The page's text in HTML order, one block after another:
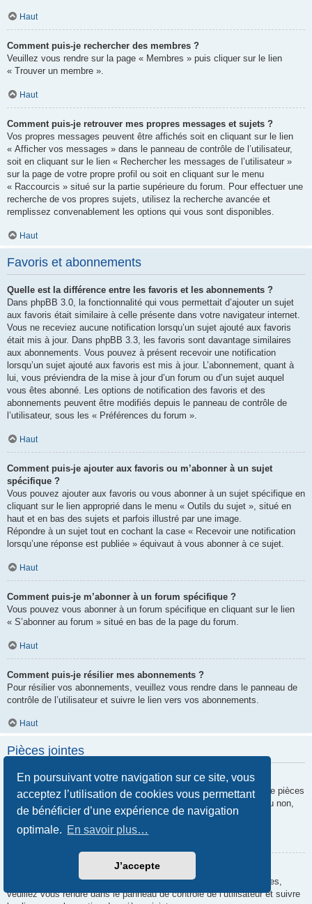
En poursuivant votre navigation sur ce site, vous
acceptez l’utilisation de cookies vous permettant
de bénéficier d’une expérience de navigation
optimale. En savoir plus…
J’accepte
Haut
Comment puis-je rechercher des membres ?
Veuillez vous rendre sur la page « Membres » puis cliquer sur le lien
« Trouver un membre ».
Haut
Comment puis-je retrouver mes propres messages et sujets ?
Vos propres messages peuvent être affichés soit en cliquant sur le lien
« Afficher vos messages » dans le panneau de contrôle de l’utilisateur,
soit en cliquant sur le lien « Rechercher les messages de l’utilisateur »
sur la page de votre propre profil ou soit en cliquant sur le menu
« Raccourcis » situé sur la partie supérieure du forum. Pour effectuer une
recherche de vos propres sujets, utilisez la recherche avancée et
remplissez convenablement les options qui vous sont disponibles.
Haut
Favoris et abonnements
Quelle est la différence entre les favoris et les abonnements ?
Dans phpBB 3.0, la fonctionnalité qui vous permettait d’ajouter un sujet
aux favoris était similaire à celle présente dans votre navigateur internet.
Vous ne receviez aucune notification lorsqu’un sujet ajouté aux favoris
était mis à jour. Dans phpBB 3.3, les favoris sont davantage similaires
aux abonnements. Vous pouvez à présent recevoir une notification
lorsqu’un sujet ajouté aux favoris est mis à jour. L’abonnement, quant à
lui, vous préviendra de la mise à jour d’un forum ou d’un sujet auquel
vous êtes abonné. Les options de notification des favoris et des
abonnements peuvent être modifiés depuis le panneau de contrôle de
l’utilisateur, sous les « Préférences du forum ».
Haut
Comment puis-je ajouter aux favoris ou m’abonner à un sujet
spécifique ?
Vous pouvez ajouter aux favoris ou vous abonner à un sujet spécifique en
cliquant sur le lien approprié dans le menu « Outils du sujet », situé en
haut et en bas des sujets et parfois illustré par une image.
Répondre à un sujet tout en cochant la case « Recevoir une notification
lorsqu’une réponse est publiée » équivaut à vous abonner à ce sujet.
Haut
Comment puis-je m’abonner à un forum spécifique ?
Vous pouvez vous abonner à un forum spécifique en cliquant sur le lien
« S’abonner au forum » situé en bas de la page du forum.
Haut
Comment puis-je résilier mes abonnements ?
Pour résilier vos abonnements, veuillez vous rendre dans le panneau de
contrôle de l’utilisateur et suivre le lien vers vos abonnements.
Haut
Pièces jointes
Quelles pièces jointes sont autorisées sur ce forum ?
Chaque administrateur peut autoriser ou interdire certains types de pièces
jointes. Si vous n’êtes pas certain de savoir ce qui est autorisé ou non,
nous vous invitons à contacter un administrateur du forum.
Comment puis-je retrouver toutes mes pièces jointes ?
Pour retrouver la liste des pièces jointes que vous avez transférées,
veuillez vous rendre dans le panneau de contrôle de l’utilisateur et suivre